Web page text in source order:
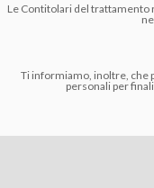
Le Contitolari del trattamento
Ti informiamo, inoltre, che
personali per